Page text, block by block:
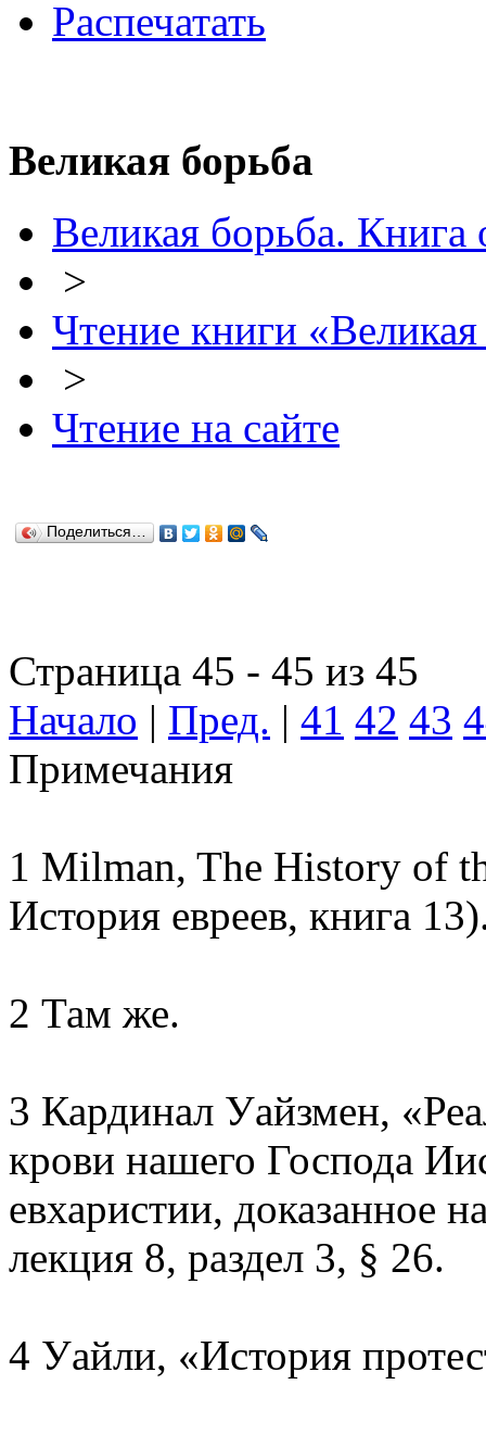
Распечатать
Великая борьба
Великая борьба. Книга
>
Чтение книги
>
Чтение на сайте
Поделиться…
Страница 45 - 45 из 45
Начало | Пред. | 41 42 43
Примечания
1 Milman, The History of
История евреев, книга
2 Там же.
3 Кардинал Уайзмен,
крови нашего Господа
евхаристии, доказанное
лекция 8, раздел 3, § 26.
4 Уайли, «История